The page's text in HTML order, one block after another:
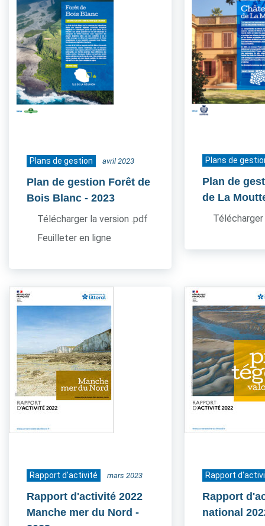
Plans de gestion avril 2023
Plan de gestion Forêt de
Bois Blanc - 2023
Télécharger la version .pdf
Feuilleter en ligne
Plans de
Plan de
de La
Rapport d'activité mars 2023
Rapport d'activité 2022
Manche mer du Nord -
Rapport
Rapport
national